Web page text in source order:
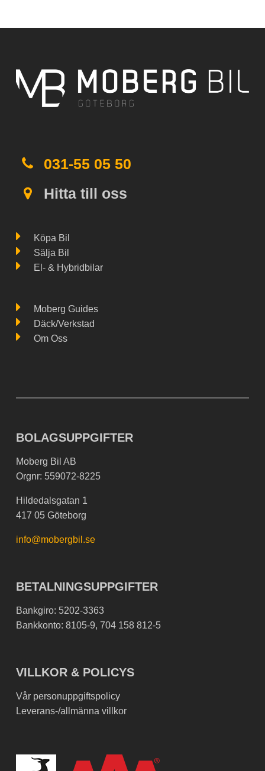
031-55 05 50
Hitta till oss
Köpa Bil
Sälja Bil
El- & Hybridbilar
Moberg Guides
Däck/Verkstad
Om Oss
BOLAGSUPPGIFTER
Moberg Bil AB
Orgnr: 559072-8225
Hildedalsgatan 1
417 05 Göteborg
info@mobergbil.se
BETALNINGSUPPGIFTER
Bankgiro: 5202-3363
Bankkonto: 8105-9, 704 158 812-5
VILLKOR & POLICYS
Vår personuppgiftspolicy
Leverans-/allmänna villkor